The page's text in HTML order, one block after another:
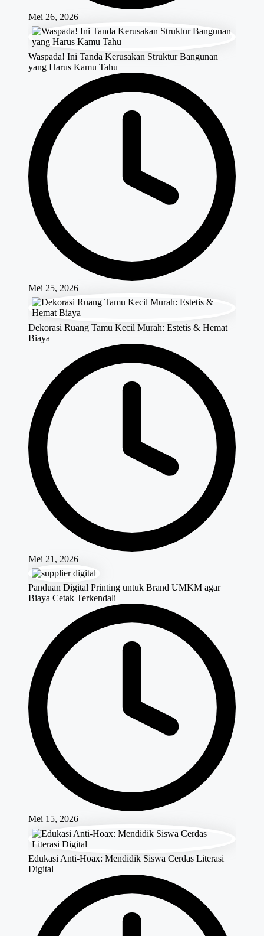
Mei 26, 2026
Waspada! Ini Tanda Kerusakan Struktur Bangunan
yang Harus Kamu Tahu
Mei 25, 2026
Dekorasi Ruang Tamu Kecil Murah: Estetis & Hemat
Biaya
Mei 21, 2026
Panduan Digital Printing untuk Brand UMKM agar
Biaya Cetak Terkendali
Mei 15, 2026
Edukasi Anti-Hoax: Mendidik Siswa Cerdas Literasi
Digital